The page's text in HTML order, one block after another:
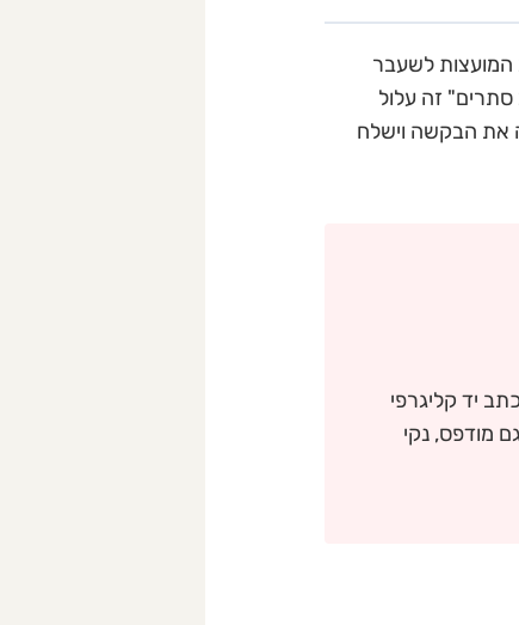
המועצות לשעבר
זה עלול
את הבקשה וישלח
יד קליגרפי
מודפס, נקי